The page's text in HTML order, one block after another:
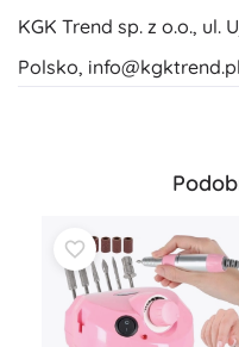
KGK Trend sp. z o.o., ul.
Polsko, info@kgktrend.pl